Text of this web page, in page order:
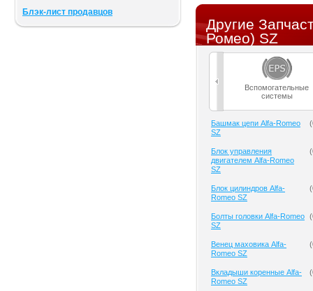
Блэк-лист продавцов
Другие
Ромео) SZ
Вспомогательные
системы
Башмак цепи Alfa-Romeo
SZ
(
Блок управления
двигателем Alfa-Romeo
SZ
(
Блок цилиндров Alfa-
Romeo SZ
(
Болты головки Alfa-Romeo
SZ
(
Венец маховика Alfa-
Romeo SZ
(
Вкладыши коренные Alfa-
Romeo SZ
(